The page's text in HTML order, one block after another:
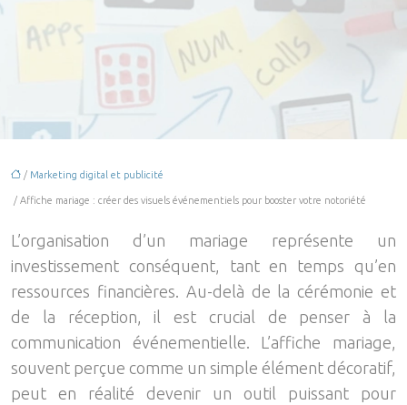
/ Marketing digital et publicité
/ Affiche mariage : créer des visuels événementiels pour booster votre notoriété
L’organisation d’un mariage représente un
investissement conséquent, tant en temps qu’en
ressources financières. Au-delà de la cérémonie et
de la réception, il est crucial de penser à la
communication événementielle. L’affiche mariage,
souvent perçue comme un simple élément décoratif,
peut en réalité devenir un outil puissant pour